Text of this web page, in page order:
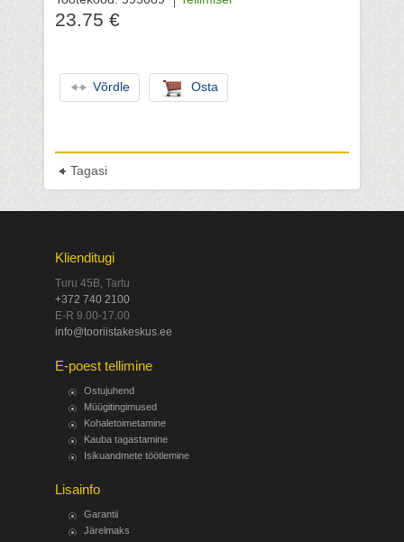
23.75 €
Võrdle Osta
Tagasi
Klienditugi
Turu 45B, Tartu
+372 740 2100
E-R 9.00-17.00
info@tooriistakeskus.ee
E-poest tellimine
Ostujuhend
Müügitingimused
Kohaletoimetamine
Kauba tagastamine
Isikuandmete töötlemine
Lisainfo
Garantii
Järelmaks